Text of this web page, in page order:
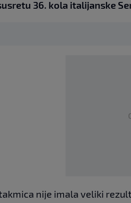
36. kola italijanske
nije imala veliki